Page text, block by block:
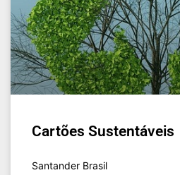
Cartões Sustentáveis
Santander Brasil